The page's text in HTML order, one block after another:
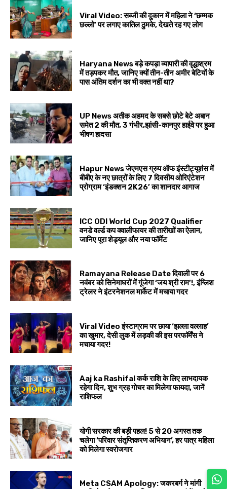
Viral Video: सब्जी की दुकान में महिला ने ‘छम्मक
छल्लो’ पर लगाए कातिल ठुमके, देखते रह गए लोग
Haryana News बड़े कपड़ा व्यापारी की वृद्धाश्रम
में तड़पकर मौत, जानिए क्यों तीन-तीन अमीर बेटियों के
पास अंतिम दर्शन का भी वक्त नहीं था?
UP News अतीक अहमद के सबसे छोटे बेटे अबान
समेत 2 की मौत, 3 गंभीर,झांसी-कानपुर हाईवे पर हुआ
भीषण हादसा
Hapur News जेएमएस ग्रुप ऑफ इंस्टीट्यूशंस में
बीबीए के नए छात्रों के लिए 7 दिवसीय ओरिएंटेशन
प्रोग्राम ‘इंडक्शन 2K26’ का शानदार आगाज
ICC ODI World Cup 2027 Qualifier
वनडे वर्ल्ड कप क्वालीफायर की तारीखों का ऐलान,
जानिए पूरा शेड्यूल और नया फॉर्मेट
Ramayana Release Date दिवाली पर 6
नवंबर को सिनेमाघरों में गूंजेगा ‘जय श्री राम’!, इंग्लिश
ट्रेलर ने इंटरनेशनल मार्केट में मचाया गदर
Viral Video इंस्टाग्राम पर छाया ‘झल्ला वल्लाह’
का खुमार, देसी लुक में लड़की की इस परफॉर्मेंस ने
मचाया गदर!
Aaj ka Rashifal कर्क राशि के लिए लाभदायक
रहेगा दिन, शुभ ग्रह गोचर का मिलेगा फायदा, जानें
राशिफल
योगी सरकार की बड़ी पहल! 5 से 20 अगस्त तक
चलेगा ‘परिवार संतृप्तिकरण अभियान’, हर पात्र महिला
को मिलेगा स्वरोजगार
Meta CSAM Apology: जकरबर्ग ने मांगी